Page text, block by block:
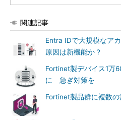
関連記事
Entra IDで大規模なア
原因は新機能か？
Fortinet製デバイス1万
に 急ぎ対策を
Fortinet製品群に複数